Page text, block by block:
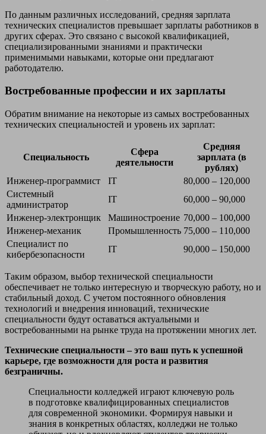
По данным различных исследований, средняя зарплата
технических специалистов превышает зарплаты работников в
других сферах. Это связано с высокой квалификацией,
специализированными знаниями и практически
применимыми навыками, которые они предлагают
работодателю.
Востребованные профессии и их зарплаты
Обратим внимание на некоторые из самых востребованных
технических специальностей и уровень их зарплат:
Специальность
Сфера
деятельности
Средняя
зарплата (в
рублях)
Инженер-программист
IT
80,000 – 120,000
Системный
администратор
IT
60,000 – 90,000
Инженер-электронщик
Машиностроение 70,000 – 100,000
Инженер-механик
Промышленность 75,000 – 110,000
Специалист по
кибербезопасности
IT 90,000 – 150,000
Таким образом, выбор технической специальности
обеспечивает не только интересную и творческую работу, но и
стабильный доход. С учетом постоянного обновления
технологий и внедрения инноваций, технические
специальности будут оставаться актуальными и
востребованными на рынке труда на протяжении многих лет.
Технические специальности – это ваш путь к успешной
карьере, где возможности для роста и развития
безграничны.
Специальности колледжей играют ключевую роль
в подготовке квалифицированных специалистов
для современной экономики. Формируя навыки и
знания в конкретных областях, колледжи не только